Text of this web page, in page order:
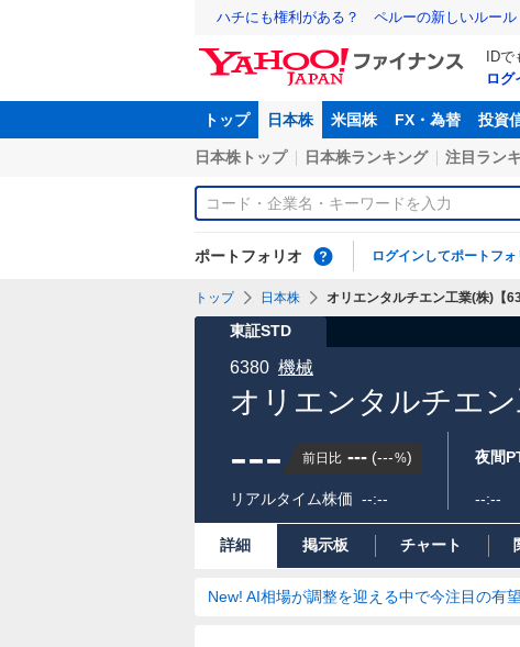
ハチにも権利がある？ ペルーの新しいルール
ID
ログ
トップ 日本株 米国株 FX・為替 投資
日本株トップ 日本株ランキング 注目ラン
ポートフォリオ ログインしてポートフ
トップ 日本株 オリエンタルチエン工業(株)【
東証STD
オリエンタルチエ
6380 機械
--- 前日比 --- (---%)
リアルタイム株価 --:--
夜間
--:--
詳細 掲示板 チャート
New! AI相場が調整を迎える中で今注目の有